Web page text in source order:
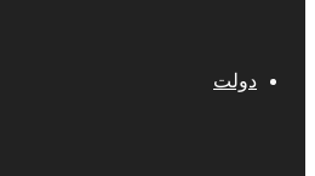
دولت